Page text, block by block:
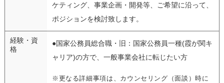
ケティング、事業企画・開発等、ご希望に沿って、
ポジションを検討致します。
経験・資
格
●国家公務員総合職・旧：国家公務員一種(霞が関キ
ャリア)の方で、一般事業会社に転じたい方
※更なる詳細事項は、カウンセリング（面談）時に